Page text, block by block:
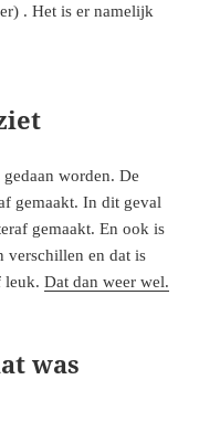
. Het is er namelijk
worden. De
gemaakt. In dit geval
gemaakt. En ook is
verschillen en dat is
leuk.Dat dan weer wel.
was